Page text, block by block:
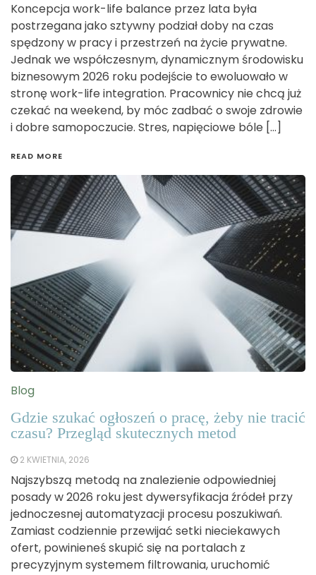
Koncepcja work-life balance przez lata była
postrzegana jako sztywny podział doby na czas
spędzony w pracy i przestrzeń na życie prywatne.
Jednak we współczesnym, dynamicznym środowisku
biznesowym 2026 roku podejście to ewoluowało w
stronę work-life integration. Pracownicy nie chcą już
czekać na weekend, by móc zadbać o swoje zdrowie
i dobre samopoczucie. Stres, napięciowe bóle […]
READ MORE
Blog
Gdzie szukać ogłoszeń o pracę, żeby nie tracić
czasu? Przegląd skutecznych metod
2 KWIETNIA, 2026
Najszybszą metodą na znalezienie odpowiedniej
posady w 2026 roku jest dywersyfikacja źródeł przy
jednoczesnej automatyzacji procesu poszukiwań.
Zamiast codziennie przewijać setki nieciekawych
ofert, powinieneś skupić się na portalach z
precyzyjnym systemem filtrowania, uruchomić